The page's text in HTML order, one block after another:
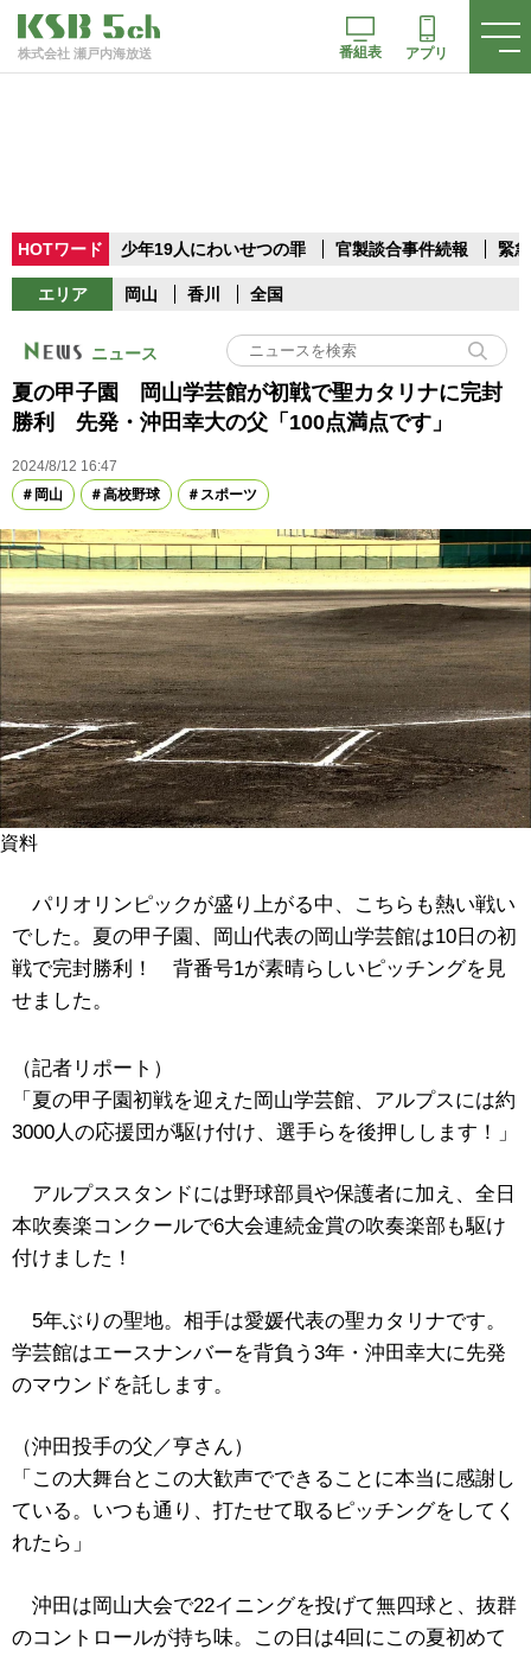
株式会社 瀬戸内海放送 番組表 アプリ
HOTワード 少年19人にわいせつの罪 官製談合事件続報 緊
エリア 岡山 香川 全国
ニュース
夏の甲子園 岡山学芸館が初戦で聖カタリナに完封
勝利 先発・沖田幸大の父「100点満点です」
2024/8/12 16:47
岡山
高校野球 スポーツ
資料
パリオリンピックが盛り上がる中、こちらも熱い戦い
でした。夏の甲子園、岡山代表の岡山学芸館は10日の初
戦で完封勝利！ 背番号1が素晴らしいピッチングを見
せました。
（記者リポート）
「夏の甲子園初戦を迎えた岡山学芸館、アルプスには約
3000人の応援団が駆け付け、選手らを後押しします！」
アルプススタンドには野球部員や保護者に加え、全日
本吹奏楽コンクールで6大会連続金賞の吹奏楽部も駆け
付けました！
5年ぶりの聖地。相手は愛媛代表の聖カタリナです。
学芸館はエースナンバーを背負う3年・沖田幸大に先発
のマウンドを託します。
（沖田投手の父／亨さん）
「この大舞台とこの大歓声でできることに本当に感謝し
ている。いつも通り、打たせて取るピッチングをしてく
れたら」
沖田は岡山大会で22イニングを投げて無四球と、抜群
のコントロールが持ち味。この日は4回にこの夏初めて